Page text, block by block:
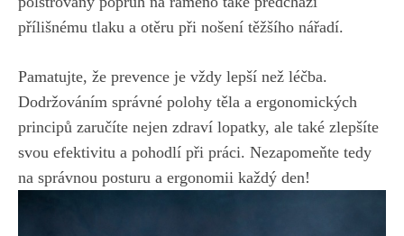
přílišnému tlaku a otěru při nošení těžšího nářadí.
Pamatujte, že prevence je vždy lepší než léčba.
Dodržováním správné polohy těla a ergonomických
principů zaručíte nejen zdraví lopatky, ale také zlepšíte
svou efektivitu a pohodlí při práci. Nezapomeňte tedy
na správnou posturu a ergonomii každý den!